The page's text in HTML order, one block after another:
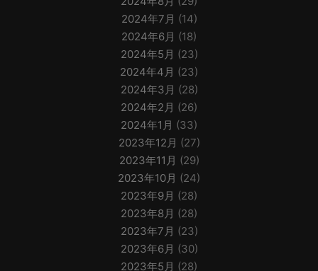
2024年7月 (14)
2024年6月 (18)
2024年5月 (23)
2024年4月 (23)
2024年3月 (28)
2024年2月 (26)
2024年1月 (33)
2023年12月 (27)
2023年11月 (29)
2023年10月 (24)
2023年9月 (28)
2023年8月 (28)
2023年7月 (23)
2023年6月 (30)
2023年5月 (28)